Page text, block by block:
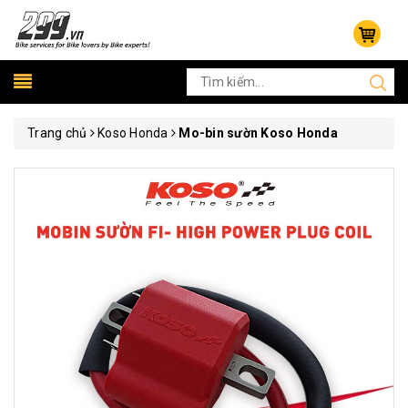
Trang chủ Koso Honda Mo-bin sườn Koso Honda